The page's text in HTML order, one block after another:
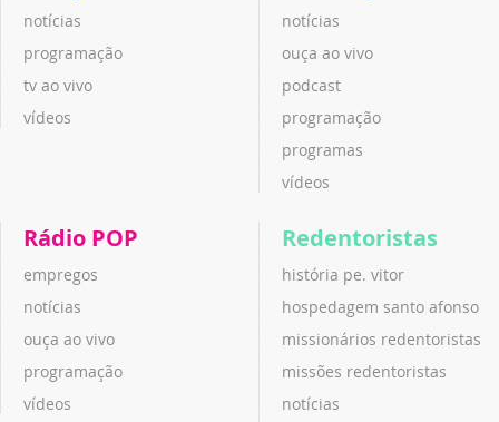
notícias
programação
tv ao vivo
vídeos
notícias
ouça ao vivo
podcast
programação
programas
vídeos
Rádio POP
empregos
notícias
ouça ao vivo
programação
vídeos
Redentoristas
história pe. vitor
hospedagem santo afonso
missionários redentoristas
missões redentoristas
notícias